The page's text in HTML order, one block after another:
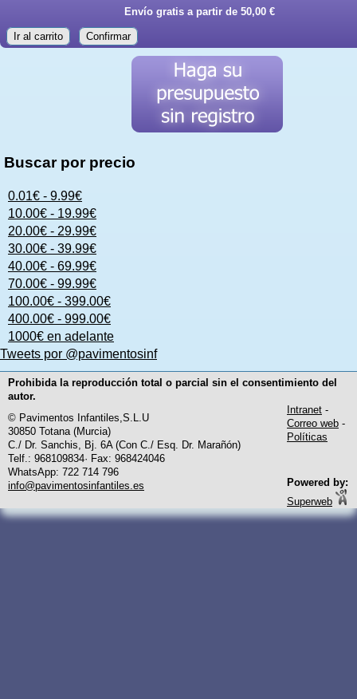
Envío gratis a partir de 50,00 €
Ir al carrito Confirmar
Buscar por precio
0.01€ - 9.99€
10.00€ - 19.99€
20.00€ - 29.99€
30.00€ - 39.99€
40.00€ - 69.99€
70.00€ - 99.99€
100.00€ - 399.00€
400.00€ - 999.00€
1000€ en adelante
Tweets por @pavimentosinf
Prohibida la reproducción total o parcial sin el consentimiento del
autor.
© Pavimentos Infantiles,S.L.U
30850 Totana (Murcia)
C./ Dr. Sanchis, Bj. 6A (Con C./ Esq. Dr. Marañón)
Telf.: 968109834· Fax: 968424046
WhatsApp: 722 714 796
info@pavimentosinfantiles.es
Intranet -
Correo web -
Políticas
Powered by:
Superweb